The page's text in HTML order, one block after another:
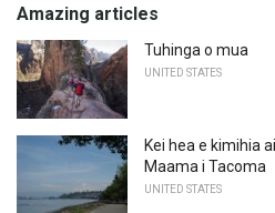
Amazing articles
Tuhinga o mua
UNITED STATES
Kei hea e kimihia
Maama i Tacoma
UNITED STATES